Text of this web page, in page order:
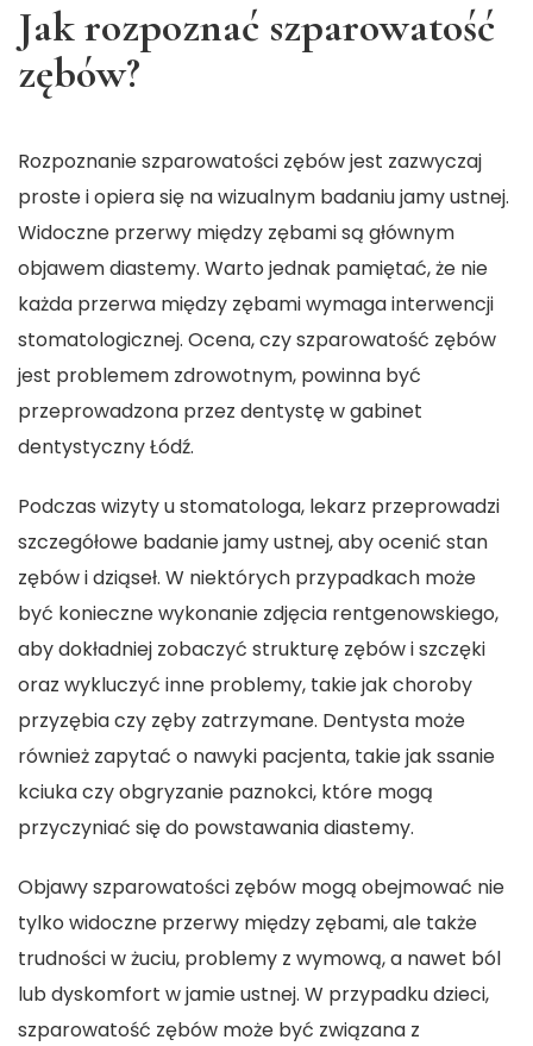
Jak rozpoznać szparowatość
zębów?
Rozpoznanie szparowatości zębów jest zazwyczaj
proste i opiera się na wizualnym badaniu jamy ustnej.
Widoczne przerwy między zębami są głównym
objawem diastemy. Warto jednak pamiętać, że nie
każda przerwa między zębami wymaga interwencji
stomatologicznej. Ocena, czy szparowatość zębów
jest problemem zdrowotnym, powinna być
przeprowadzona przez dentystę wgabinet
dentystyczny Łódź.
Podczas wizyty u stomatologa, lekarz przeprowadzi
szczegółowe badanie jamy ustnej, aby ocenić stan
zębów i dziąseł. W niektórych przypadkach może
być konieczne wykonanie zdjęcia rentgenowskiego,
aby dokładniej zobaczyć strukturę zębów i szczęki
oraz wykluczyć inne problemy, takie jak choroby
przyzębia czy zęby zatrzymane. Dentysta może
również zapytać o nawyki pacjenta, takie jak ssanie
kciuka czy obgryzanie paznokci, które mogą
przyczyniać się do powstawania diastemy.
Objawy szparowatości zębów mogą obejmować nie
tylko widoczne przerwy między zębami, ale także
trudności w żuciu, problemy z wymową, a nawet ból
lub dyskomfort w jamie ustnej. W przypadku dzieci,
szparowatość zębów może być związana z